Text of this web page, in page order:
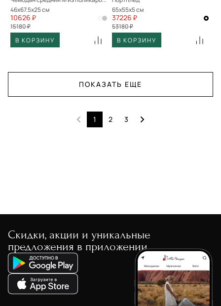
46x67.5x25 см
10626 ₽
15180 ₽
В КОРЗИНУ
65x55x5 см
37226 ₽
53180 ₽
В КОРЗИНУ
ПОКАЗАТЬ ЕЩЕ
1 2 3
Скидки, акции и уникальные
предложения в приложении